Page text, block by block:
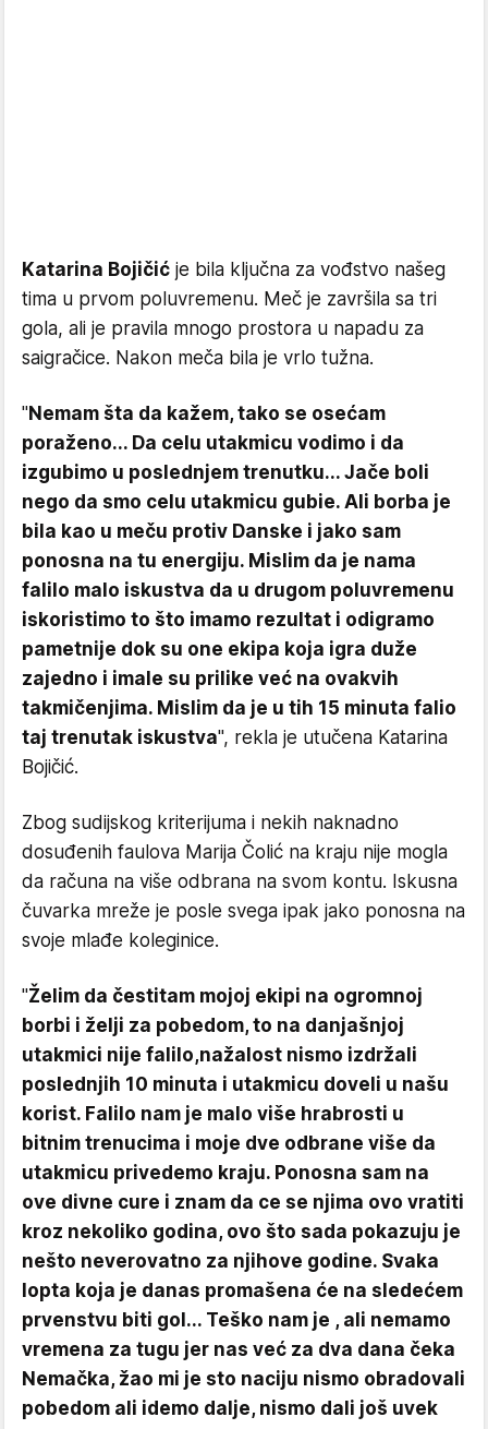
Katarina Bojičić je bila ključna za vođstvo našeg
tima u prvom poluvremenu. Meč je završila sa tri
gola, ali je pravila mnogo prostora u napadu za
saigračice. Nakon meča bila je vrlo tužna.
"Nemam šta da kažem, tako se osećam
poraženo... Da celu utakmicu vodimo i da
izgubimo u poslednjem trenutku... Jače boli
nego da smo celu utakmicu gubie. Ali borba je
bila kao u meču protiv Danske i jako sam
ponosna na tu energiju. Mislim da je nama
falilo malo iskustva da u drugom poluvremenu
iskoristimo to što imamo rezultat i odigramo
pametnije dok su one ekipa koja igra duže
zajedno i imale su prilike već na ovakvih
takmičenjima. Mislim da je u tih 15 minuta falio
taj trenutak iskustva", rekla je utučena Katarina
Bojičić.
Zbog sudijskog kriterijuma i nekih naknadno
dosuđenih faulova Marija Čolić na kraju nije mogla
da računa na više odbrana na svom kontu. Iskusna
čuvarka mreže je posle svega ipak jako ponosna na
svoje mlađe koleginice.
"Želim da čestitam mojoj ekipi na ogromnoj
borbi i želji za pobedom, to na danjašnjoj
utakmici nije falilo,nažalost nismo izdržali
poslednjih 10 minuta i utakmicu doveli u našu
korist. Falilo nam je malo više hrabrosti u
bitnim trenucima i moje dve odbrane više da
utakmicu privedemo kraju. Ponosna sam na
ove divne cure i znam da ce se njima ovo vratiti
kroz nekoliko godina, ovo što sada pokazuju je
nešto neverovatno za njihove godine. Svaka
lopta koja je danas promašena će na sledećem
prvenstvu biti gol... Teško nam je , ali nemamo
vremena za tugu jer nas već za dva dana čeka
Nemačka, žao mi je sto naciju nismo obradovali
pobedom ali idemo dalje, nismo dali još uvek